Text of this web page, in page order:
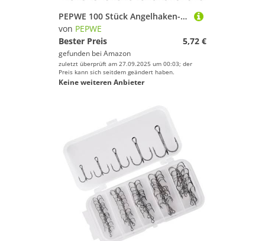
PEPWE 100 Stück Angelhaken-Schutzkappen für Standard-Größe, Drillingshaken-Schutzabdeckungen, Angelhakenhauben
von PEPWE
Bester Preis
5,72 €
gefunden bei Amazon
zuletzt überprüft am 27.09.2025 um 00:03; der
Preis kann sich seitdem geändert haben.
Keine weiteren Anbieter